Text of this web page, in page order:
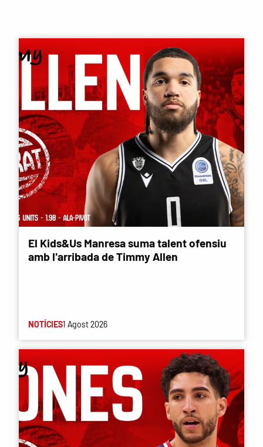
El Kids&Us Manresa suma talent ofensiu
amb l'arribada de Timmy Allen
NOTÍCIES1 Agost 2026